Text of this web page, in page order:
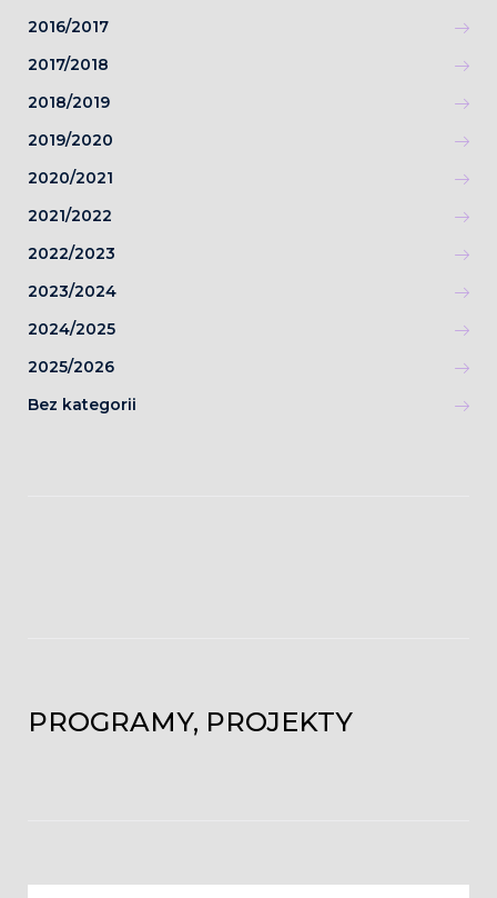
2016/2017
2017/2018
2018/2019
2019/2020
2020/2021
2021/2022
2022/2023
2023/2024
2024/2025
2025/2026
Bez kategorii
PROGRAMY, PROJEKTY